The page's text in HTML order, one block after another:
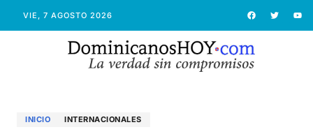
VIE, 7 AGOSTO 2026
INICIO INTERNACIONALES